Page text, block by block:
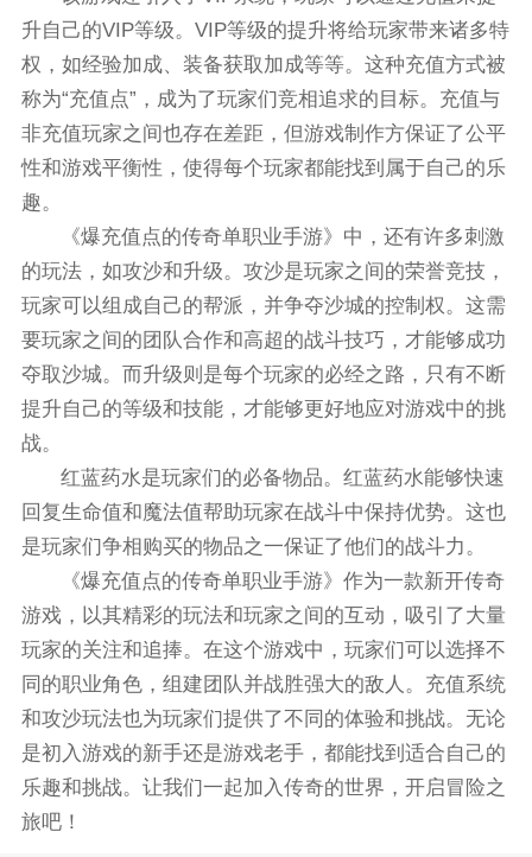
升自己的VIP等级。VIP等级的提升将给玩家带来诸多特
权，如经验加成、装备获取加成等等。这种充值方式被
称为“充值点”，成为了玩家们竞相追求的目标。充值与
非充值玩家之间也存在差距，但游戏制作方保证了公平
性和游戏平衡性，使得每个玩家都能找到属于自己的乐
趣。
《爆充值点的传奇单职业手游》中，还有许多刺激
的玩法，如攻沙和升级。攻沙是玩家之间的荣誉竞技，
玩家可以组成自己的帮派，并争夺沙城的控制权。这需
要玩家之间的团队合作和高超的战斗技巧，才能够成功
夺取沙城。而升级则是每个玩家的必经之路，只有不断
提升自己的等级和技能，才能够更好地应对游戏中的挑
战。
红蓝药水是玩家们的必备物品。红蓝药水能够快速
回复生命值和魔法值帮助玩家在战斗中保持优势。这也
是玩家们争相购买的物品之一保证了他们的战斗力。
《爆充值点的传奇单职业手游》作为一款新开传奇
游戏，以其精彩的玩法和玩家之间的互动，吸引了大量
玩家的关注和追捧。在这个游戏中，玩家们可以选择不
同的职业角色，组建团队并战胜强大的敌人。充值系统
和攻沙玩法也为玩家们提供了不同的体验和挑战。无论
是初入游戏的新手还是游戏老手，都能找到适合自己的
乐趣和挑战。让我们一起加入传奇的世界，开启冒险之
旅吧！